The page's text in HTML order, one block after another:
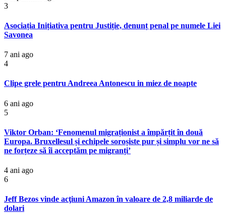
3
Asociația Inițiativa pentru Justiție, denunț penal pe numele Liei
Savonea
7 ani ago
4
Clipe grele pentru Andreea Antonescu in miez de noapte
6 ani ago
5
Viktor Orban: ‘Fenomenul migraționist a împărțit în două
Europa. Bruxellesul și echipele soroșiste pur și simplu vor ne să
ne forțeze să îi acceptăm pe migranți’
4 ani ago
6
Jeff Bezos vinde acţiuni Amazon în valoare de 2,8 miliarde de
dolari